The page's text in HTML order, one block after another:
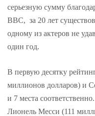
серьезную сумму
BBC, за 20 лет
одному из актеров не
один год.
В первую десятку
миллионов долларов) и
и 7 места
Лионель Месси (111